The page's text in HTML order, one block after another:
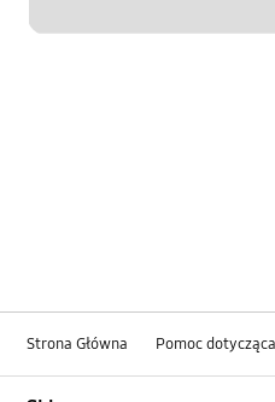
Strona Główna Pomoc